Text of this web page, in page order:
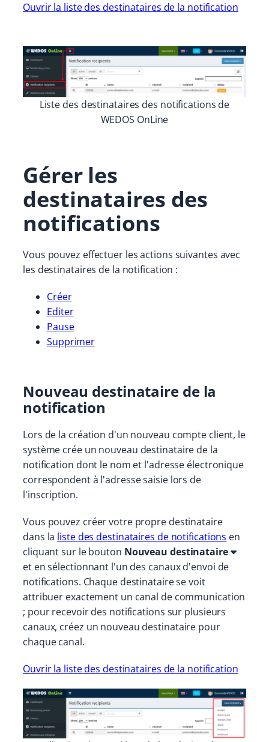
Ouvrir la liste des destinataires de la notification
Liste des destinataires des notifications de
WEDOS OnLine
Gérer les
destinataires des
notifications
Vous pouvez effectuer les actions suivantes avec
les destinataires de la notification :
Créer
Editer
Pause
Supprimer
Nouveau destinataire de la
notification
Lors de la création d'un nouveau compte client, le
système crée un nouveau destinataire de la
notification dont le nom et l'adresse électronique
correspondent à l'adresse saisie lors de
l'inscription.
Vous pouvez créer votre propre destinataire
dans la liste des destinataires de notifications en
cliquant sur le bouton Nouveau destinataire
et en sélectionnant l'un des canaux d'envoi de
notifications. Chaque destinataire se voit
attribuer exactement un canal de communication
; pour recevoir des notifications sur plusieurs
canaux, créez un nouveau destinataire pour
chaque canal.
Ouvrir la liste des destinataires de la notification